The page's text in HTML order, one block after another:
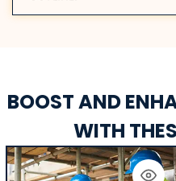
BOOST AND
WITH